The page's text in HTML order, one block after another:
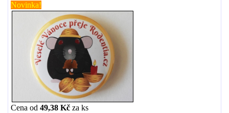
Novinka!
Cena od 49,38 Kč za ks